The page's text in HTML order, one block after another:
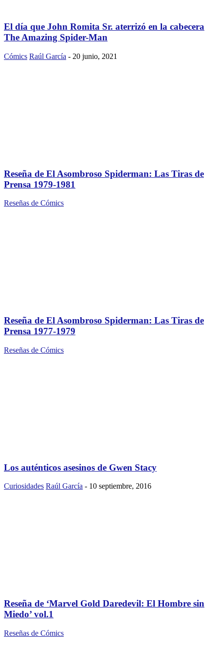
El día que John Romita Sr. aterrizó en la cabecera
The Amazing Spider-Man
Cómics Raúl García - 20 junio, 2021
Reseña de El Asombroso Spiderman: Las Tiras de
Prensa 1979-1981
Reseñas de Cómics
Reseña de El Asombroso Spiderman: Las Tiras de
Prensa 1977-1979
Reseñas de Cómics
Los auténticos asesinos de Gwen Stacy
Curiosidades Raúl García - 10 septiembre, 2016
Reseña de ‘Marvel Gold Daredevil: El Hombre sin
Miedo’ vol.1
Reseñas de Cómics